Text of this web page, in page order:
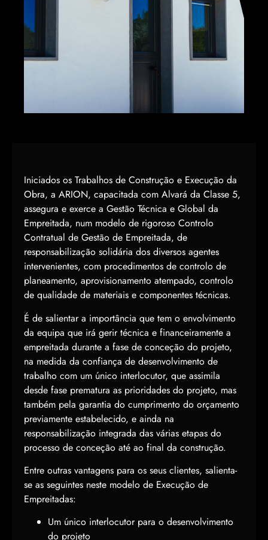
Iniciados os Trabalhos de Construção e Execução da
Obra, a ARION, capacitada com Alvará da Classe 5,
assegura e exerce a Gestão Técnica e Global da
Empreitada, num modelo de rigoroso Controlo
Contratual de Gestão de Empreitada, de
responsabilização solidária dos diversos agentes
intervenientes, com procedimentos de controlo de
planeamento, aprovisionamento atempado, controlo
de qualidade de materiais e componentes técnicas.
É de salientar a importância que tem o envolvimento
da equipa que irá gerir técnica e financeiramente a
empreitada durante a fase de conceção do projeto,
na medida da confiança de desenvolvimento de
trabalho com um único interlocutor, que assimila
desde fase prematura as prioridades do projeto, mas
também pela garantia do cumprimento do orçamento
previamente estabelecido, e ainda na
responsabilização integrada das várias etapas do
processo de conceção até ao final da construção.
Entre outras vantagens para os seus clientes, salienta-
se as seguintes neste modelo de Execução de
Empreitadas:
Um único interlocutor para o desenvolvimento
do projeto